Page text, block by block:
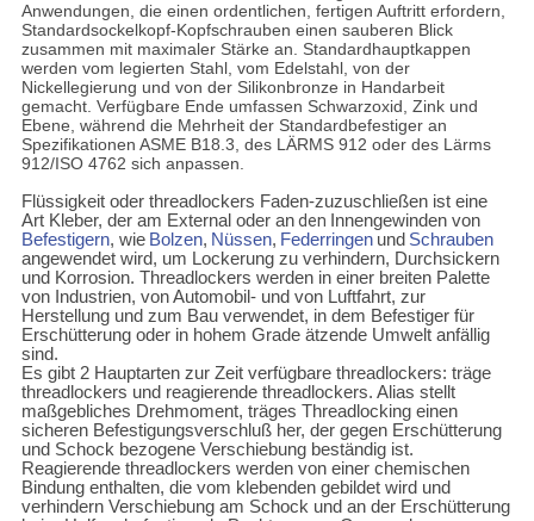
Anwendungen, die einen ordentlichen, fertigen Auftritt erfordern,
Standardsockelkopf-Kopfschrauben einen sauberen Blick
zusammen mit maximaler Stärke an. Standardhauptkappen
werden vom legierten Stahl, vom Edelstahl, von der
Nickellegierung und von der Silikonbronze in Handarbeit
gemacht. Verfügbare Ende umfassen Schwarzoxid, Zink und
Ebene, während die Mehrheit der Standardbefestiger an
Spezifikationen ASME B18.3, des LÄRMS 912 oder des Lärms
912/ISO 4762 sich anpassen.
Flüssigkeit oder threadlockers Faden-zuzuschließen ist eine
Art Kleber, der am External oder anden Innengewinden von
Befestigern, wie Bolzen, Nüssen, Federringen und Schrauben
angewendet wird, um Lockerung zu verhindern, Durchsickern
und Korrosion. Threadlockers werden in einer breiten Palette
von Industrien, von Automobil- und von Luftfahrt, zur
Herstellung und zum Bau verwendet, in dem Befestiger für
Erschütterung oder in hohem Grade ätzende Umwelt anfällig
sind.
Es gibt 2 Hauptarten zur Zeit verfügbare threadlockers: träge
threadlockers und reagierende threadlockers. Alias stellt
maßgebliches Drehmoment, träges Threadlocking einen
sicheren Befestigungsverschluß her, der gegen Erschütterung
und Schock bezogene Verschiebung beständig ist.
Reagierende threadlockers werden von einer chemischen
Bindung enthalten, die vom klebenden gebildet wird und
verhindern Verschiebung am Schock und an der Erschütterung